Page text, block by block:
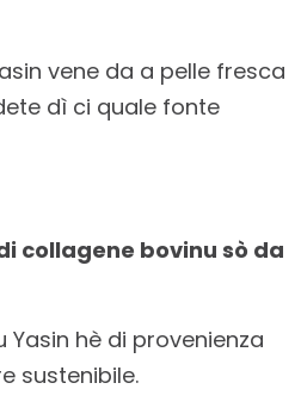
vene da a pelle fresca
dì ci quale fonte
collagene bovinu sò da
Yasin hè di provenienza
sustenibile.